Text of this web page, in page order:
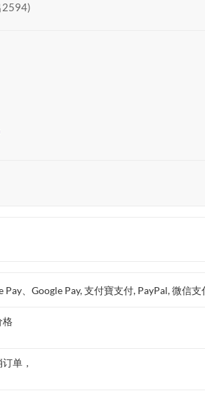
2594)
Pay、Google Pay, 支付寶支付, PayPal, 微信
格
单，